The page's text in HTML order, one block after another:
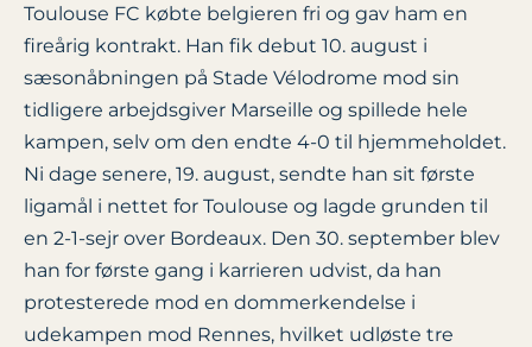
Toulouse FC købte belgieren fri og gav ham en
fireårig kontrakt. Han fik debut 10. august i
sæsonåbningen på Stade Vélodrome mod sin
tidligere arbejdsgiver Marseille og spillede hele
kampen, selv om den endte 4-0 til hjemmeholdet.
Ni dage senere, 19. august, sendte han sit første
ligamål i nettet for Toulouse og lagde grunden til
en 2-1-sejr over Bordeaux. Den 30. september blev
han for første gang i karrieren udvist, da han
protesterede mod en dommerkendelse i
udekampen mod Rennes, hvilket udløste tre